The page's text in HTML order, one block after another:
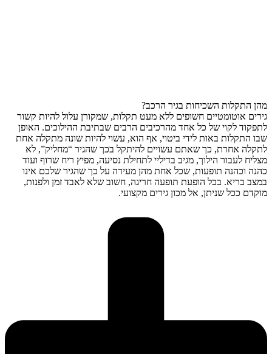
מהן התקלות השכיחות בגיר הרכב?
גירים אוטומטיים חשופים ללא מעט תקלות, שמקורן עלול להיות קשור
לתפקוד לקוי של כל אחד מהרכיבים הרבים שבתיבת ההילוכים. האופן
שבו התקלות באות לידי ביטוי, אף הוא, עשוי להיות שונה מתקלה אחת
לתקלה אחרת, כך שאתם עשויים להיתקל בכך שהגיר “מחליק”, לא
מצליח לעבור הילוך, מגיב בדיליי לתחילת נסיעה, מפיץ ריח שרוף ועוד
כהנה וכהנה תופעות, שכל אחת מהן מעידה על כך שהגיר שלכם אינו
במצב בריא. בכל הופעת תופעה חריגה, חשוב שלא לאבד זמן ולפנות,
מוקדם ככל שניתן, אל מכון גירים מקצועי.